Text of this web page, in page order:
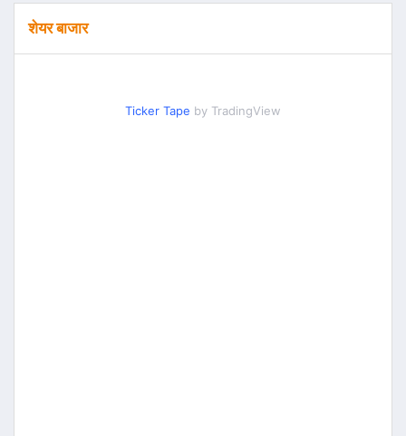
शेयर बाजार
Ticker Tape by TradingView